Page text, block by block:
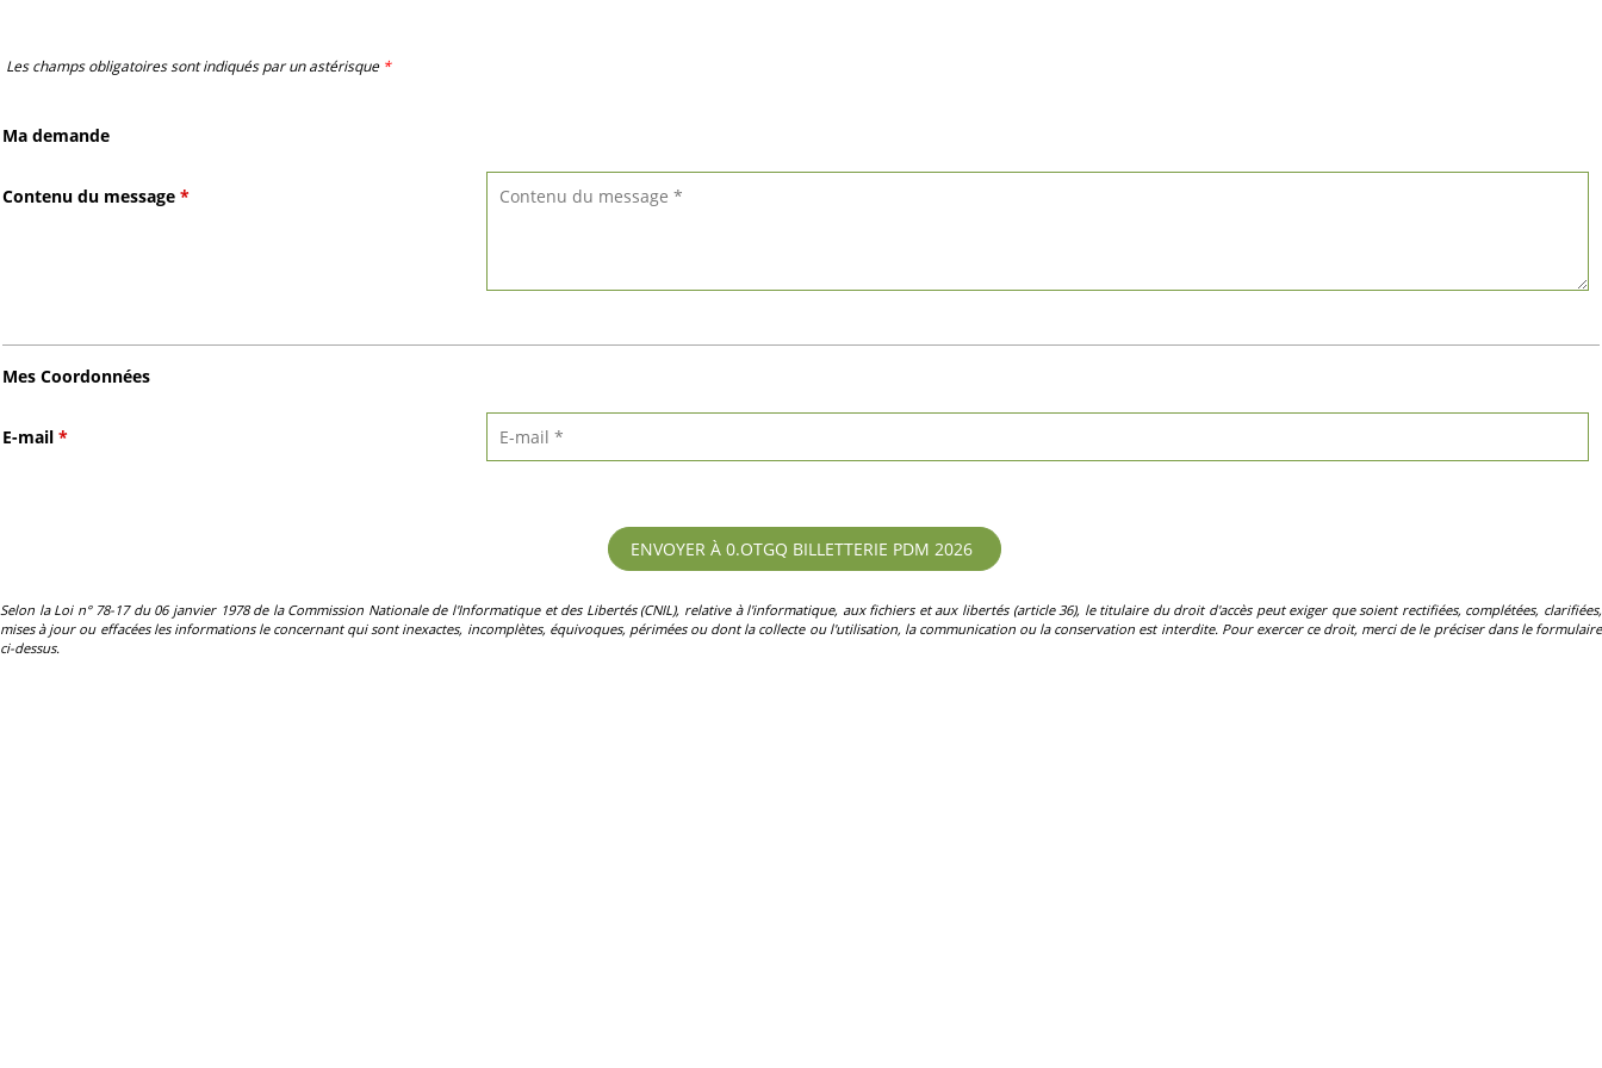
Les champs obligatoires sont indiqués par un astérisque *
Ma demande
Contenu du message *
Mes Coordonnées
E-mail *
Selon la Loi n° 78-17 du 06 janvier 1978 de la Commission Nationale de l'Informatique et des Libertés (CNIL), relative à l'informatique, aux fichiers et aux libertés (article 36), le titulaire du droit d'accès peut exiger que soient rectifiées, complétées, clarifiées,
mises à jour ou effacées les informations le concernant qui sont inexactes, incomplètes, équivoques, périmées ou dont la collecte ou l'utilisation, la communication ou la conservation est interdite. Pour exercer ce droit, merci de le préciser dans le formulaire
ci-dessus.